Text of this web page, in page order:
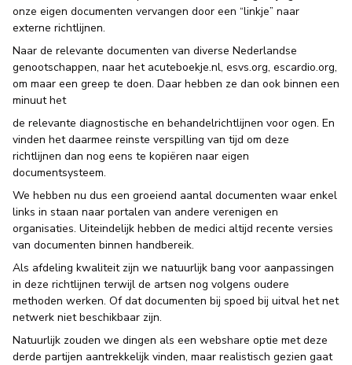
onze eigen documenten vervangen door een “linkje” naar
externe richtlijnen.
Naar de relevante documenten van diverse Nederlandse
genootschappen, naar het acuteboekje.nl, esvs.org, escardio.org,
om maar een greep te doen. Daar hebben ze dan ook binnen een
minuut het
de relevante diagnostische en behandelrichtlijnen voor ogen. En
vinden het daarmee reinste verspilling van tijd om deze
richtlijnen dan nog eens te kopiëren naar eigen
documentsysteem.
We hebben nu dus een groeiend aantal documenten waar enkel
links in staan naar portalen van andere verenigen en
organisaties. Uiteindelijk hebben de medici altijd recente versies
van documenten binnen handbereik.
Als afdeling kwaliteit zijn we natuurlijk bang voor aanpassingen
in deze richtlijnen terwijl de artsen nog volgens oudere
methoden werken. Of dat documenten bij spoed bij uitval het net
netwerk niet beschikbaar zijn.
Natuurlijk zouden we dingen als een webshare optie met deze
derde partijen aantrekkelijk vinden, maar realistisch gezien gaat